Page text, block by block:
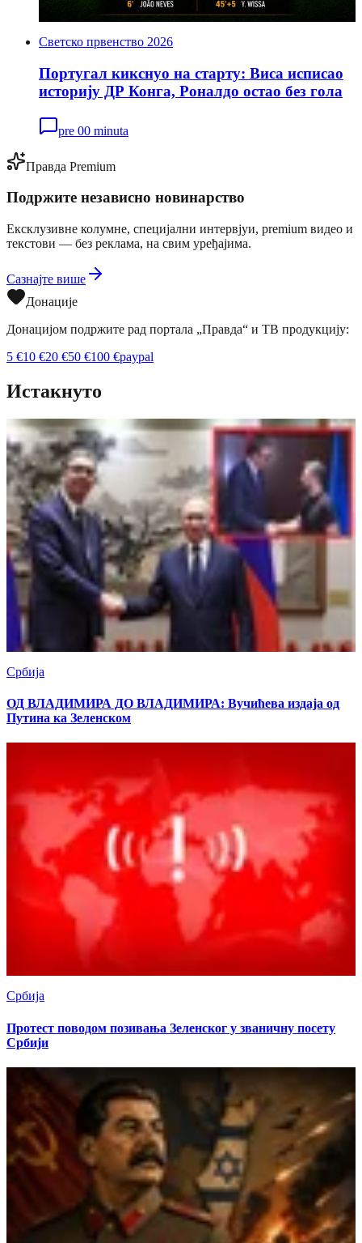
Светско првенство 2026
Португал кикснуо на старту: Виса исписао
историју ДР Конга, Роналдо остао без гола
pre 00 minuta
Правда Premium
Подржите независно новинарство
Ексклузивне колумне, специјални интервјуи, premium видео и
текстови — без реклама, на свим уређајима.
Сазнајте више
Донације
Донацијом подржите рад портала „Правда“ и ТВ продукцију:
5 €10 €20 €50 €100 €paypal
Истакнуто
Србија
ОД ВЛАДИМИРА ДО ВЛАДИМИРА: Вучићева издаја од
Путина ка Зеленском
Србија
Протест поводом позивања Зеленског у званичну посету
Србији